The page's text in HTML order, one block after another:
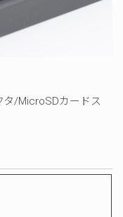
タ/MicroSDカードス